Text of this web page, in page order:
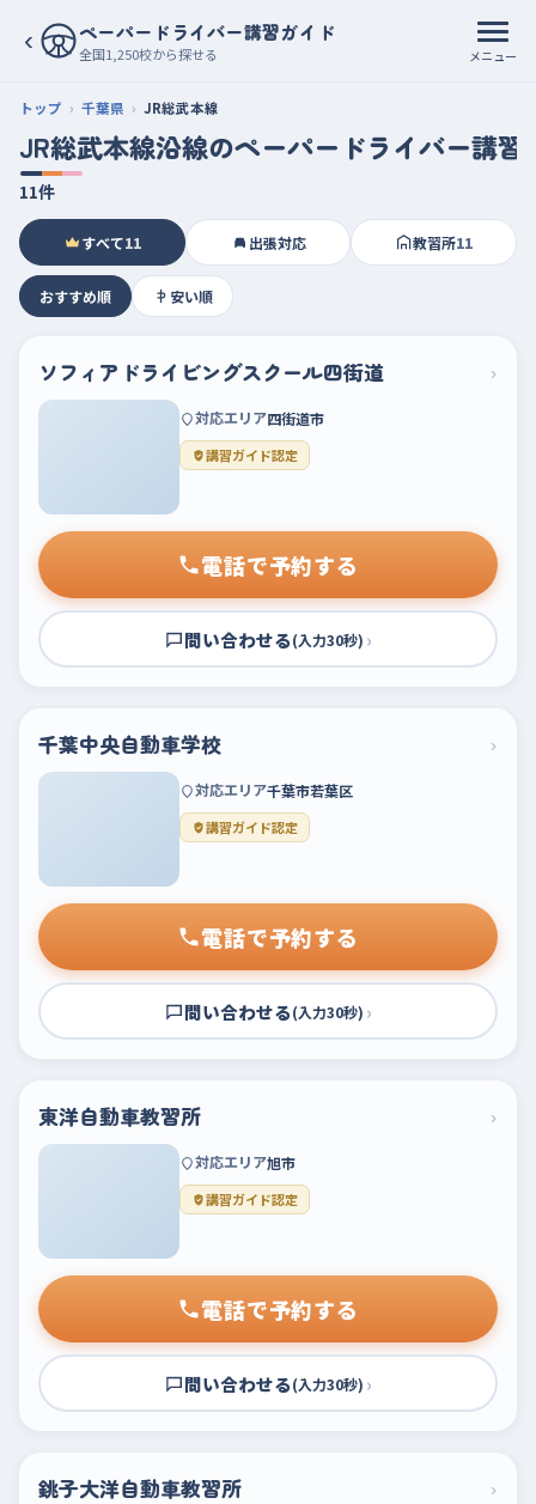
‹ ペーパードライバー講習ガイド
全国1,250校から探せる メニュー
トップ 千葉県 JR総武本線
JR総武本線沿線のペーパードライバー講習
11件
すべて11 出張対応 教習所11
おすすめ順 安い順
ソフィアドライビングスクール四街道 ›
対応エリア四街道市
講習ガイド認定
電話で予約する
問い合わせる(入力30秒) ›
千葉中央自動車学校 ›
対応エリア千葉市若葉区
講習ガイド認定
電話で予約する
問い合わせる(入力30秒) ›
東洋自動車教習所 ›
対応エリア旭市
講習ガイド認定
電話で予約する
問い合わせる(入力30秒) ›
銚子大洋自動車教習所 ›